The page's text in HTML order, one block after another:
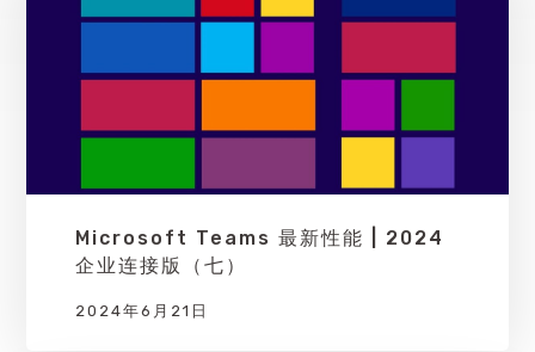
Microsoft Teams 最新性能 | 2024
企业连接版（七）
2024年6月21日